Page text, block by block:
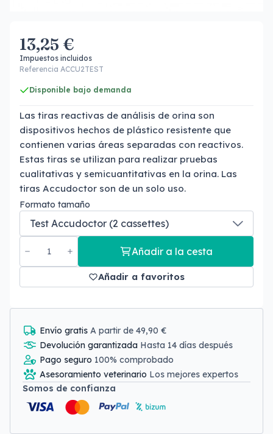
13,25 €
Impuestos incluidos
Referencia ACCU2TEST
Disponible bajo demanda
Las tiras reactivas de análisis de orina son
dispositivos hechos de plástico resistente que
contienen varias áreas separadas con reactivos.
Estas tiras se utilizan para realizar pruebas
cualitativas y semicuantitativas en la orina. Las
tiras Accudoctor son de un solo uso.
Formato tamaño
Añadir a la cesta
Añadir a favoritos
Envío gratis A partir de 49,90 €
Devolución garantizada Hasta 14 días después
Pago seguro 100% comprobado
Asesoramiento veterinario Los mejores expertos
Somos de confianza